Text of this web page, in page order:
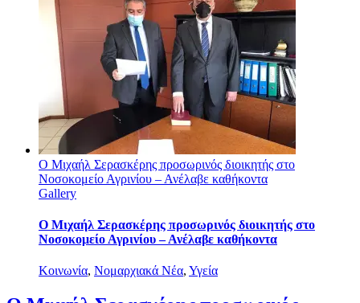
Ο Μιχαήλ Σερασκέρης προσωρινός διοικητής στο
Νοσοκομείο Αγρινίου – Ανέλαβε καθήκοντα
Gallery
Ο Μιχαήλ Σερασκέρης προσωρινός διοικητής στο
Νοσοκομείο Αγρινίου – Ανέλαβε καθήκοντα
Κοινωνία, Νομαρχιακά Νέα, Υγεία